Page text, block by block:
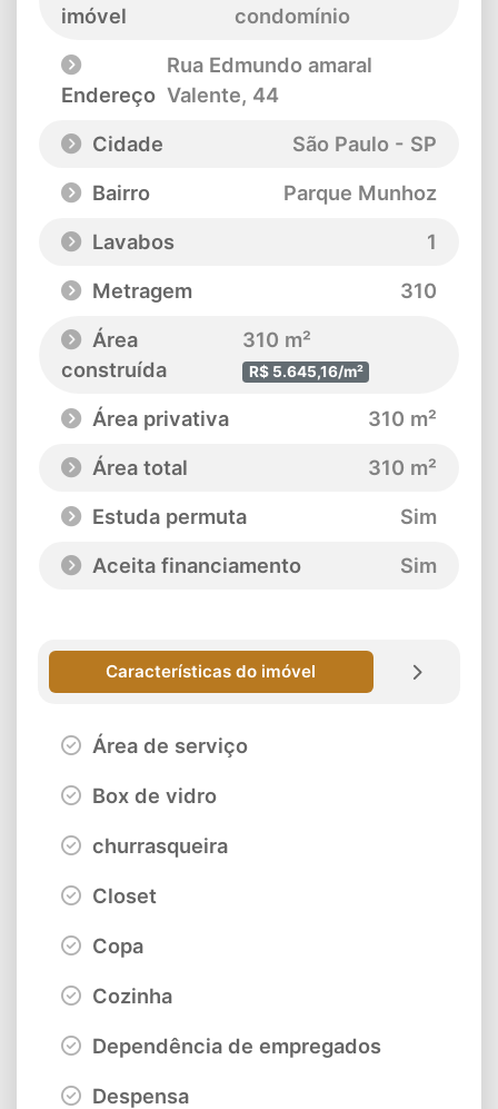
imóvel
condomínio
Endereço
Rua Edmundo amaral
Valente, 44
Cidade
São Paulo - SP
Bairro
Parque Munhoz
Lavabos
1
Metragem
310
Área
construída
310 m²
R$ 5.645,16/m²
Área privativa
310 m²
Área total
310 m²
Estuda permuta
Sim
Aceita financiamento
Sim
Características do imóvel
Área de serviço
Box de vidro
churrasqueira
Closet
Copa
Cozinha
Dependência de empregados
Despensa